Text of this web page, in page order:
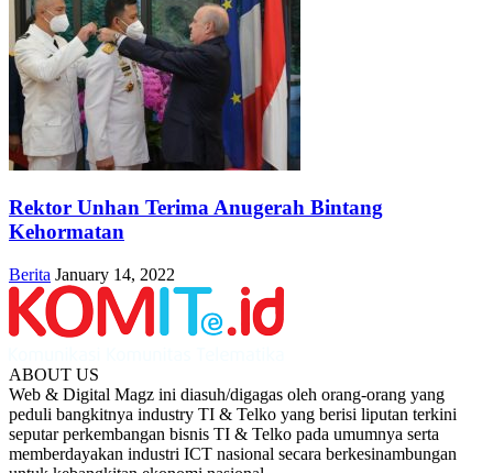
Rektor Unhan Terima Anugerah Bintang
Kehormatan
Berita January 14, 2022
ABOUT US
Web & Digital Magz ini diasuh/digagas oleh orang-orang yang
peduli bangkitnya industry TI & Telko yang berisi liputan terkini
seputar perkembangan bisnis TI & Telko pada umumnya serta
memberdayakan industri ICT nasional secara berkesinambungan